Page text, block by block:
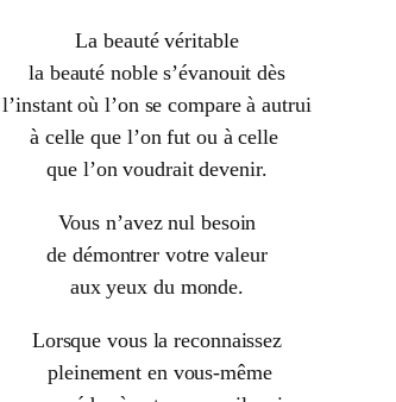
La beauté véritable
la beauté noble s’évanouit dès
l’instant où l’on se compare à autrui
à celle que l’on fut ou à celle
que l’on voudrait devenir.
Vous n’avez nul besoin
de démontrer votre valeur
aux yeux du monde.
Lorsque vous la reconnaissez
pleinement en vous-même